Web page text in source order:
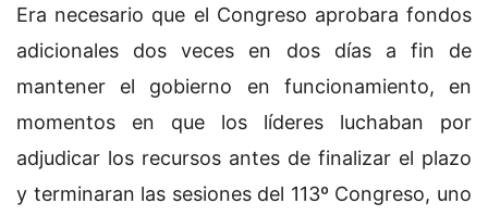
Era necesario que el Congreso aprobara fondos
adicionales dos veces en dos días a fin de
mantener el gobierno en funcionamiento, en
momentos en que los líderes luchaban por
adjudicar los recursos antes de finalizar el plazo
y terminaran las sesiones del 113º Congreso, uno